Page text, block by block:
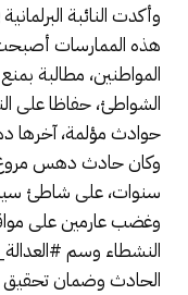
وأكدت النائبة
هذه الممارسات
المواطنين، مطالبة
الشواطئ، حفاظا على
حوادث مؤلمة،
وكان حادث دهس مروع
سنوات، على شاطئ
وغضب عارمين على
النشطاء وسم
الحادث وضمان تحقيق